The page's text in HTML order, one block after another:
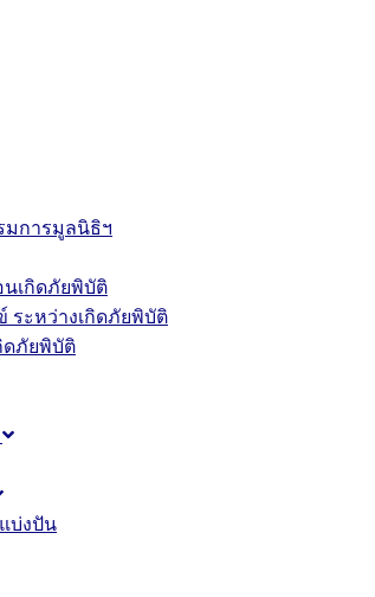
การมูลนิธิฯ
นเกิดภัยพิบัติ
ระหว่างเกิดภัยพิบัติ
ดภัยพิบัติ
บ่งปัน